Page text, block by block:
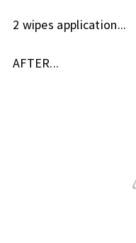
2 wipes application...
AFTER...